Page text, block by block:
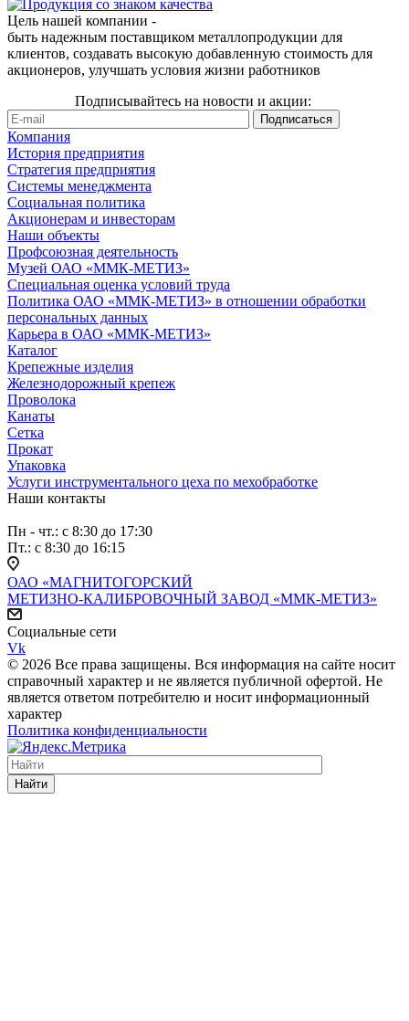
Цель нашей компании -
быть надежным поставщиком металлопродукции для
клиентов, создавать высокую добавленную стоимость для
акционеров, улучшать условия жизни работников
Подписывайтесь на новости и акции:
Компания
История предприятия
Стратегия предприятия
Системы менеджмента
Социальная политика
Акционерам и инвесторам
Наши объекты
Профсоюзная деятельность
Музей ОАО «ММК-МЕТИЗ»
Специальная оценка условий труда
Политика ОАО «ММК-МЕТИЗ» в отношении обработки
персональных данных
Карьера в ОАО «ММК-МЕТИЗ»
Каталог
Крепежные изделия
Железнодорожный крепеж
Проволока
Канаты
Сетка
Прокат
Упаковка
Услуги инструментального цеха по мехобработке
Наши контакты
Пн - чт.: с 8:30 до 17:30
Пт.: с 8:30 до 16:15
ОАО «МАГНИТОГОРСКИЙ
МЕТИЗНО-КАЛИБРОВОЧНЫЙ ЗАВОД «ММК-МЕТИЗ»
Социальные сети
Vk
© 2026 Все права защищены. Вся информация на сайте носит
справочный характер и не является публичной офертой. Не
является ответом потребителю и носит информационный
характер
Политика конфиденциальности
Найти